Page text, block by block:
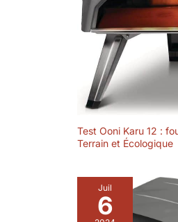
Test Ooni Karu 12 :
Terrain et Écologique
Juil
6